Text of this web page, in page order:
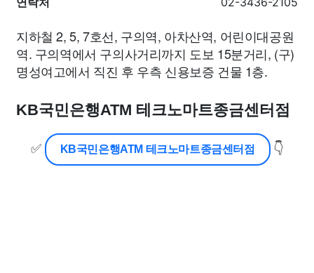
지하철 2, 5, 7호선, 구의역, 아차산역, 어린이대공원
역. 구의역에서 구의사거리까지 도보 15분거리, (구)
명성여고에서 직진 후 우측 신용보증 건물 1층.
KB국민은행ATM 테크노마트종금센터점
✅ KB국민은행ATM 테크노마트종금센터점 👇